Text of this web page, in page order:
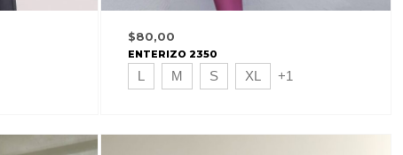
$80,00
ENTERIZO 2350
L M S XL +1